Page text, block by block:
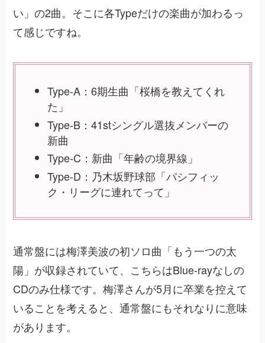
い」の2曲。そこに各Typeだけの楽曲が加わるっ
て感じですね。
Type-A：6期生曲「桜橋を教えてくれ
た」
Type-B：41stシングル選抜メンバーの
新曲
Type-C：新曲「年齢の境界線」
Type-D：乃木坂野球部「パシフィッ
ク・リーグに連れてって」
通常盤には梅澤美波の初ソロ曲「もう一つの太
陽」が収録されていて、こちらはBlue-rayなしの
CDのみ仕様です。梅澤さんが5月に卒業を控えて
いることを考えると、通常盤にもそれなりに意味
があります。